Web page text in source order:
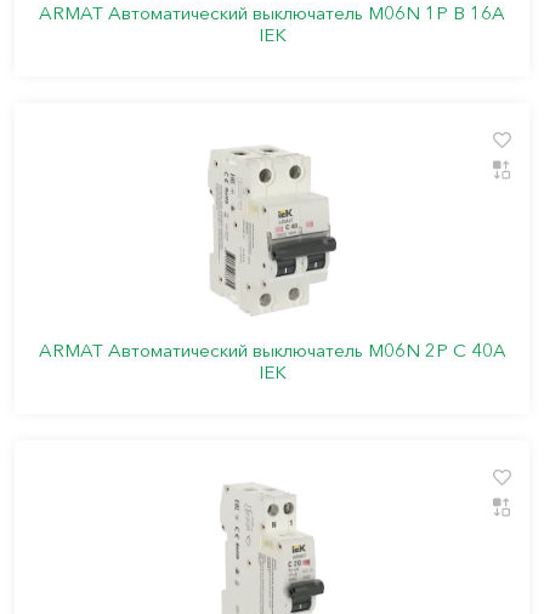
ARMAT Автоматический выключатель M06N 1P B 16А
IEK
ARMAT Автоматический выключатель M06N 2P C 40А
IEK